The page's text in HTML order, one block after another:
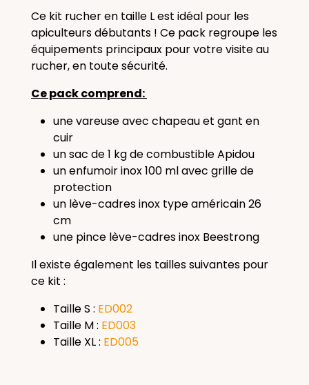
Ce kit rucher en taille L est idéal pour les
apiculteurs débutants ! Ce pack regroupe les
équipements principaux pour votre visite au
rucher, en toute sécurité.
Ce pack comprend:
une vareuse avec chapeau et gant en
cuir
un sac de 1 kg de combustible Apidou
un enfumoir inox 100 ml avec grille de
protection
un lève-cadres inox type américain 26
cm
une pince lève-cadres inox Beestrong
Il existe également les tailles suivantes pour
ce kit :
Taille S : ED002
Taille M : ED003
Taille XL : ED005